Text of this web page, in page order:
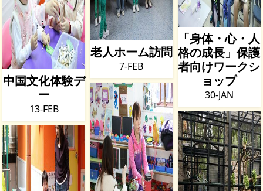
中国文化体験デ
ー
13-FEB
老人ホーム訪問
7-FEB
「身体・心・人
格の成長」保護
者向けワークシ
ョップ
30-JAN